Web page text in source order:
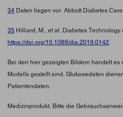
34 Daten liegen vor. Abbott Diabetes
35 Hilliard, M., et al. Diabetes
https://doi.org/10.1089/dia.2019.0142.
Bei den hier gezeigten Bildern handelt es
Modells gestellt sind. Glukosedaten
Patientendaten.
Medizinprodukt. Bitte die